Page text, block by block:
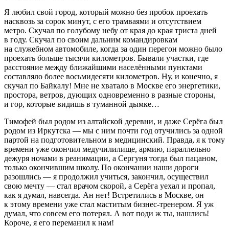
Я любил свой город, который можно без пробок проехать
насквозь за сорок минут, с его трамваями и отсутствием
метро. Скучал по голубому небу от края до края триста дней
в году. Скучал по своим дальним командировкам
на служебном автомобиле, когда за один перегон можно было
проехать больше тысячи километров. Бывали участки, где
расстояние между ближайшими населёнными пунктами
составляло более восьмидесяти километров. Ну, и конечно, я
скучал по Байкалу! Мне не хватало в Москве его энергетики,
простора, ветров, дующих одновременно в разные стороны,
и гор, которые видишь в туманной дымке…
Тимофей был родом из алтайской деревни, и даже Серёга был
родом из Иркутска — мы с ним почти год отучились за одной
партой на подготовительном в медицинский. Правда, я к тому
времени уже окончил медучилилище, армию, параллельно
дежуря ночами в реанимации, а Сергуня тогда был пацаном,
только окончившим школу. По окончании наши дороги
разошлись — я продолжил учиться, закончил, осуществил
свою мечту — стал врачом скорой, а Серёга уехал и пропал,
как я думал, навсегда. Ан нет! Встретились в Москве, он
к этому времени уже стал маститым бизнес-тренером. Я уж
думал, что совсем его потерял. А вот поди ж ты, нашлись!
Короче, я его переманил к нам!